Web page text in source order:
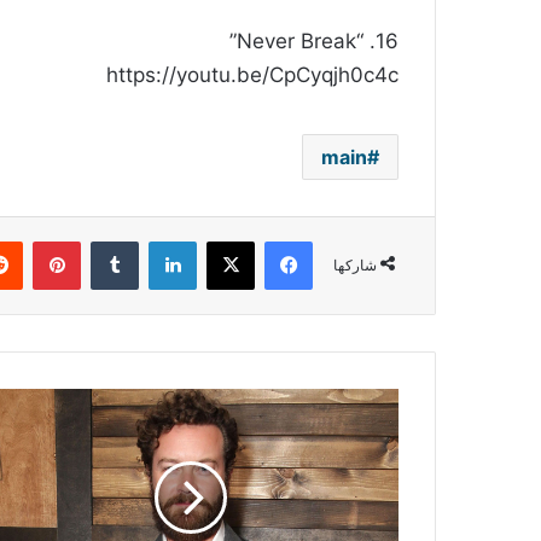
16. “Never Break”
https://youtu.be/CpCyqjh0c4c
main
شاركها
فيسبوك ‫X لينكدإن
تهم
الاغتصاب
تلاحق
بطل
“هذا
عرض